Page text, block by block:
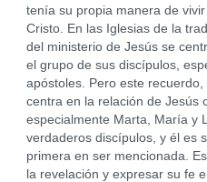
tenía su propia manera de
Cristo. En las Iglesias de la
del ministerio de Jesús se
el grupo de sus discípulos,
apóstoles. Pero este
centra en la relación de Jesús
especialmente Marta, María y
verdaderos discípulos, y él es
primera en ser mencionada.
la revelación y expresar su fe